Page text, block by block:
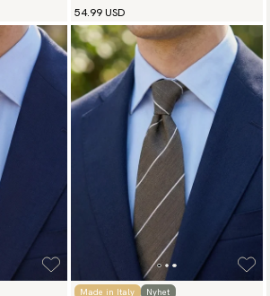
54.99 USD
Made in Italy Nyhet